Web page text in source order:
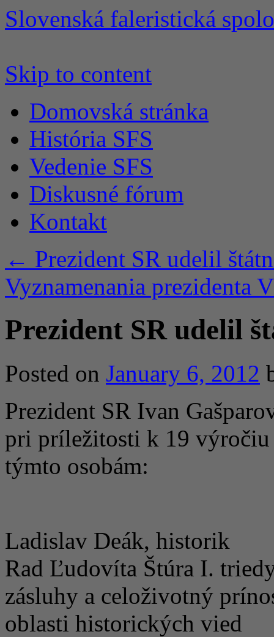
Slovenská faleristická
Skip to content
Domovská stránka
História SFS
Vedenie SFS
Diskusné fórum
Kontakt
← Prezident SR udelil
Vyznamenania prezidenta
Prezident SR udelil
Posted on January 6, 2012
Prezident SR Ivan
pri príležitosti k 19
týmto osobám:
Ladislav Deák, historik
Rad Ľudovíta Štúra I.
zásluhy a celoživotný
oblasti historických vied